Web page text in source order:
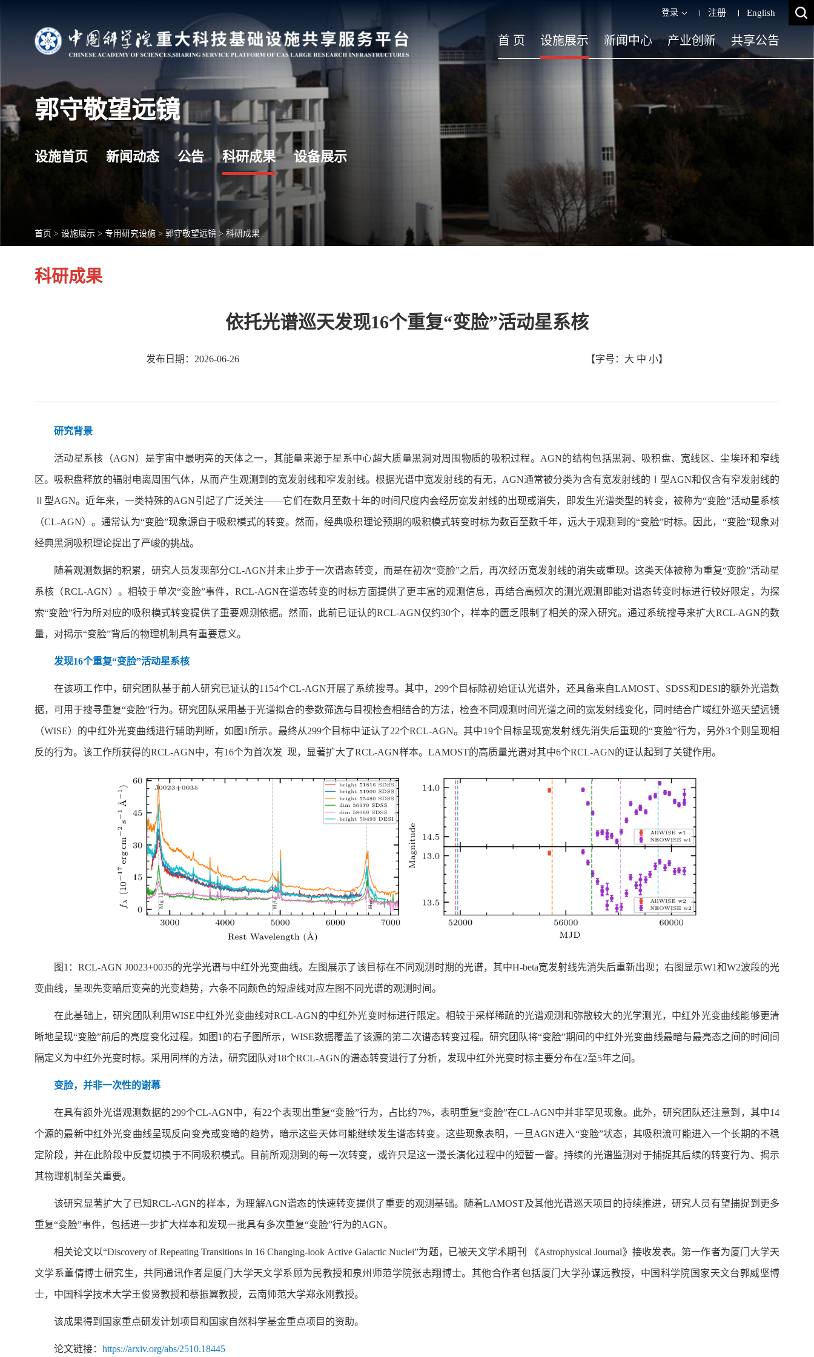
登录 注册 English
首 页 设施展示 新闻中心 产业创新 共享公告
郭守敬望远镜
设施首页 新闻动态 公告 科研成果 设备展示
首页 > 设施展示 > 专用研究设施 > 郭守敬望远镜 >科研成果
科研成果
依托光谱巡天发现16个重复“变脸”活动星系核
发布日期：2026-06-26 【字号： 大 中 小】
研究背景
活动星系核（AGN）是宇宙中最明亮的天体之一，其能量来源于星系中心超大质量黑洞对周围物质的吸积过程。AGN的结构包括黑洞、吸积盘、宽线区、尘埃环和窄线
区。吸积盘释放的辐射电离周围气体，从而产生观测到的宽发射线和窄发射线。根据光谱中宽发射线的有无，AGN通常被分类为含有宽发射线的Ⅰ型AGN和仅含有窄发射线的
Ⅱ型AGN。近年来，一类特殊的AGN引起了广泛关注——它们在数月至数十年的时间尺度内会经历宽发射线的出现或消失，即发生光谱类型的转变，被称为“变脸”活动星系核
（CL-AGN）。通常认为“变脸”现象源自于吸积模式的转变。然而，经典吸积理论预期的吸积模式转变时标为数百至数千年，远大于观测到的“变脸”时标。因此，“变脸”现象对
经典黑洞吸积理论提出了严峻的挑战。
随着观测数据的积累，研究人员发现部分CL-AGN并未止步于一次谱态转变，而是在初次“变脸”之后，再次经历宽发射线的消失或重现。这类天体被称为重复“变脸”活动星
系核（RCL-AGN）。相较于单次“变脸”事件，RCL-AGN在谱态转变的时标方面提供了更丰富的观测信息，再结合高频次的测光观测即能对谱态转变时标进行较好限定，为探
索“变脸”行为所对应的吸积模式转变提供了重要观测依据。然而，此前已证认的RCL-AGN仅约30个，样本的匮乏限制了相关的深入研究。通过系统搜寻来扩大RCL-AGN的数
量，对揭示“变脸”背后的物理机制具有重要意义。
发现16个重复“变脸”活动星系核
在该项工作中，研究团队基于前人研究已证认的1154个CL-AGN开展了系统搜寻。其中，299个目标除初始证认光谱外，还具备来自LAMOST、SDSS和DESI的额外光谱数
据，可用于搜寻重复“变脸”行为。研究团队采用基于光谱拟合的参数筛选与目视检查相结合的方法，检查不同观测时间光谱之间的宽发射线变化，同时结合广域红外巡天望远镜
（WISE）的中红外光变曲线进行辅助判断，如图1所示。最终从299个目标中证认了22个RCL-AGN。其中19个目标呈现宽发射线先消失后重现的“变脸”行为，另外3个则呈现相
反的行为。该工作所获得的RCL-AGN中，有16个为首次发 现，显著扩大了RCL-AGN样本。LAMOST的高质量光谱对其中6个RCL-AGN的证认起到了关键作用。
图1：RCL-AGN J0023+0035的光学光谱与中红外光变曲线。左图展示了该目标在不同观测时期的光谱，其中H-beta宽发射线先消失后重新出现；右图显示W1和W2波段的光
变曲线，呈现先变暗后变亮的光变趋势，六条不同颜色的短虚线对应左图不同光谱的观测时间。
在此基础上，研究团队利用WISE中红外光变曲线对RCL-AGN的中红外光变时标进行限定。相较于采样稀疏的光谱观测和弥散较大的光学测光，中红外光变曲线能够更清
晰地呈现“变脸”前后的亮度变化过程。如图1的右子图所示，WISE数据覆盖了该源的第二次谱态转变过程。研究团队将“变脸”期间的中红外光变曲线最暗与最亮态之间的时间间
隔定义为中红外光变时标。采用同样的方法，研究团队对18个RCL-AGN的谱态转变进行了分析，发现中红外光变时标主要分布在2至5年之间。
变脸，并非一次性的谢幕
在具有额外光谱观测数据的299个CL-AGN中，有22个表现出重复“变脸”行为，占比约7%，表明重复“变脸”在CL-AGN中并非罕见现象。此外，研究团队还注意到，其中14
个源的最新中红外光变曲线呈现反向变亮或变暗的趋势，暗示这些天体可能继续发生谱态转变。这些现象表明，一旦AGN进入“变脸”状态，其吸积流可能进入一个长期的不稳
定阶段，并在此阶段中反复切换于不同吸积模式。目前所观测到的每一次转变，或许只是这一漫长演化过程中的短暂一瞥。持续的光谱监测对于捕捉其后续的转变行为、揭示
其物理机制至关重要。
该研究显著扩大了已知RCL-AGN的样本，为理解AGN谱态的快速转变提供了重要的观测基础。随着LAMOST及其他光谱巡天项目的持续推进，研究人员有望捕捉到更多
重复“变脸”事件，包括进一步扩大样本和发现一批具有多次重复“变脸”行为的AGN。
相关论文以“Discovery of Repeating Transitions in 16 Changing-look Active Galactic Nuclei”为题，已被天文学术期刊 《Astrophysical Journal》接收发表。第一作者为厦门大学天
文学系董倩博士研究生，共同通讯作者是厦门大学天文学系顾为民教授和泉州师范学院张志翔博士。其他合作者包括厦门大学孙谋远教授，中国科学院国家天文台郭威坚博
士，中国科学技术大学王俊贤教授和蔡振翼教授，云南师范大学郑永刚教授。
该成果得到国家重点研发计划项目和国家自然科学基金重点项目的资助。
论文链接： https://arxiv.org/abs/2510.18445